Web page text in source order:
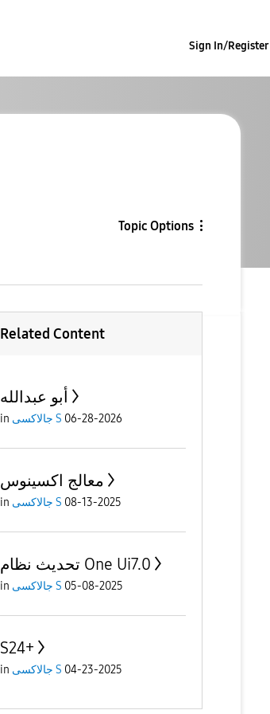
Sign In/Register
Topic Options
Related Content
أبو عبدالله
in جالاكسى S 06-28-2026
معالج اكسينوس
in جالاكسى S 08-13-2025
تحديث نظام One Ui7.0
in جالاكسى S 05-08-2025
S24+
in جالاكسى S 04-23-2025